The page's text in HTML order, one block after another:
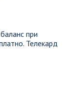
при
Телекард